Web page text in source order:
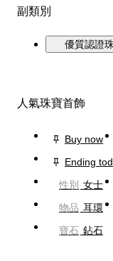
副類別
優質認證
人氣珠寶首飾
Buy now
Ending
性別 女士
物品 耳環
寶石 鉆石